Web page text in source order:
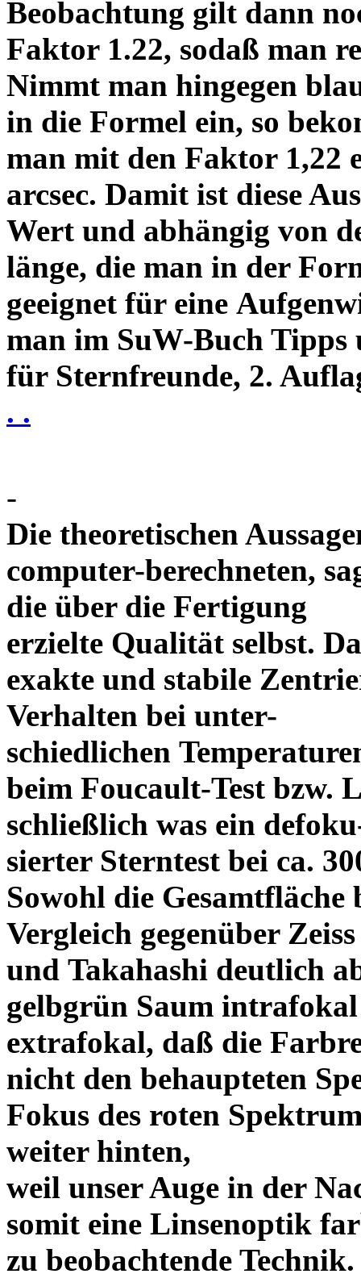
Beobachtung gilt dann
Faktor 1.22, sodaß man
Nimmt man hingegen
in die Formel ein, so
man mit den Faktor 1,22
arcsec. Damit ist diese
Wert und abhängig von
länge, die man in der
geeignet für eine
man im SuW-Buch Tipps
für Sternfreunde, 2.
. .
-
Die theoretischen
computer-berechneten,
die über die Fertigung
erzielte Qualität selbst.
exakte und stabile
Verhalten bei unter-
schiedlichen
beim Foucault-Test bzw.
schließlich was ein
sierter Sterntest bei ca.
Sowohl die
Vergleich gegenüber Zeiss
und Takahashi deutlich
gelbgrün Saum
extrafokal, daß die
nicht den behaupteten
Fokus des roten
weiter hinten,
weil unser Auge in der
somit eine Linsenoptik
zu beobachtende